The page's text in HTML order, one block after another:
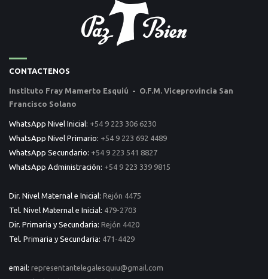
CONTACTENOS
Instituto Fray Mamerto Esquiú - O.F.M. Viceprovincia San
Francisco Solano
WhatsApp Nivel Inicial: +54 9 223 306 6230
WhatsApp Nivel Primario: +54 9 223 692 4489
WhatsApp Secundario: +54 9 223 541 8827
WhatsApp Administración: +54 9 223 339 9815
Dir. Nivel Maternal e Inicial: Rejón 4475
Tel. Nivel Maternal e Inicial: 479-2703
Dir. Primaria y Secundaria: Rejón 4420
Tel. Primaria y Secundaria: 471-4429
email: representantelegalesquiu@gmail.com